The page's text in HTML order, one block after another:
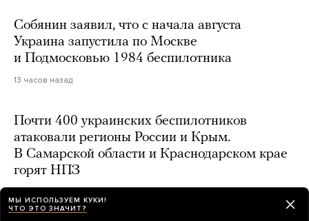
Собянин заявил, что с начала августа
Украина запустила по Москве
и Подмосковью 1984 беспилотника
13 часов назад
Почти 400 украинских беспилотников
атаковали регионы России и Крым.
В Самарской области и Краснодарском крае
горят НПЗ
МЫ ИСПОЛЬЗУЕМ КУКИ!
ЧТО ЭТО ЗНАЧИТ?